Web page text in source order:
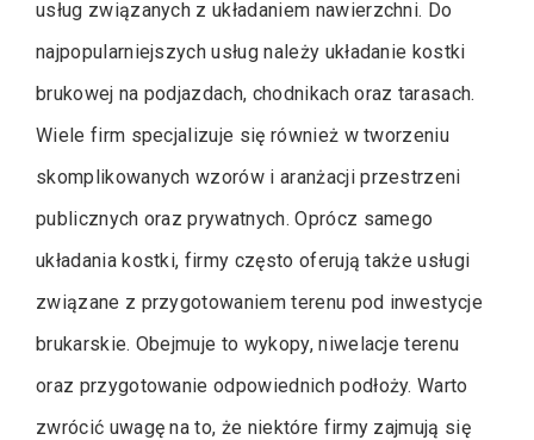
usług związanych z układaniem nawierzchni. Do
najpopularniejszych usług należy układanie kostki
brukowej na podjazdach, chodnikach oraz tarasach.
Wiele firm specjalizuje się również w tworzeniu
skomplikowanych wzorów i aranżacji przestrzeni
publicznych oraz prywatnych. Oprócz samego
układania kostki, firmy często oferują także usługi
związane z przygotowaniem terenu pod inwestycje
brukarskie. Obejmuje to wykopy, niwelacje terenu
oraz przygotowanie odpowiednich podłoży. Warto
zwrócić uwagę na to, że niektóre firmy zajmują się